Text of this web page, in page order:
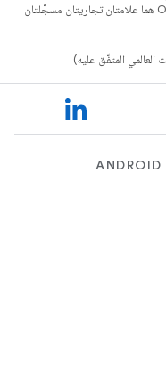
. إنّ Java وOpenJDK هما علامتان تجاريتان مسجَّلتان